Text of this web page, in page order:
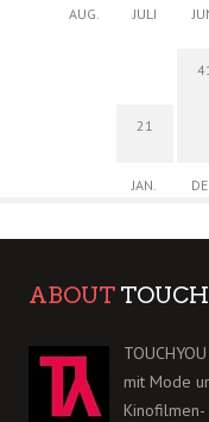
AUG. JULI
21
JAN.
41
ABOUT
mit Mode
Kinofilmen-